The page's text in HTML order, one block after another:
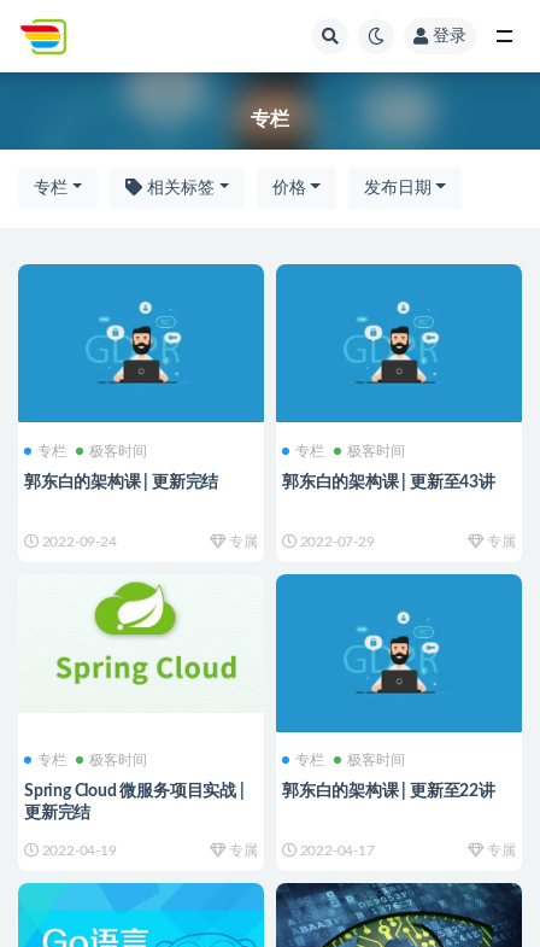
登录
专栏
专栏 相关标签 价格 发布日期
专栏 极客时间
郭东白的架构课 | 更新完结
2022-09-24 专属
专栏 极客时间
郭东白的架构课 | 更新至43讲
2022-07-29 专属
专栏 极客时间
Spring Cloud 微服务项目实战 |
更新完结
2022-04-19 专属
专栏 极客时间
郭东白的架构课 | 更新至22讲
2022-04-17 专属